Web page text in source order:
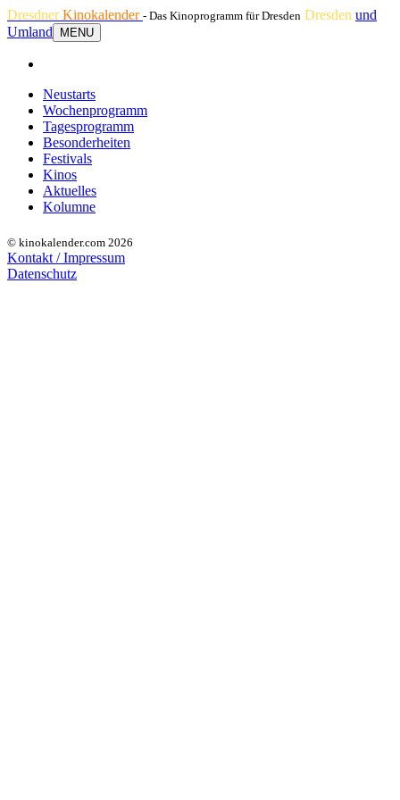
DresdnerKinokalender - Das Kinoprogramm für Dresden Dresden und
Umland
MENU
Neustarts
Wochenprogramm
Tagesprogramm
Besonderheiten
Festivals
Kinos
Aktuelles
Kolumne
© kinokalender.com 2026
Kontakt / Impressum
Datenschutz